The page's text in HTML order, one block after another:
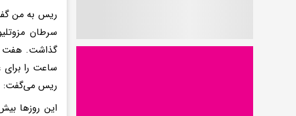
سرطان
گذاشت. هفت
ساعت را برای
ریس می‌گفت:
این روزها